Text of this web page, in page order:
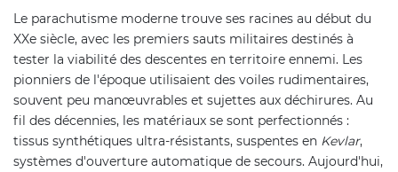
Le parachutisme moderne trouve ses racines au début du
XXe siècle, avec les premiers sauts militaires destinés à
tester la viabilité des descentes en territoire ennemi. Les
pionniers de l'époque utilisaient des voiles rudimentaires,
souvent peu manœuvrables et sujettes aux déchirures. Au
fil des décennies, les matériaux se sont perfectionnés :
tissus synthétiques ultra-résistants, suspentes en Kevlar,
systèmes d'ouverture automatique de secours. Aujourd'hui,